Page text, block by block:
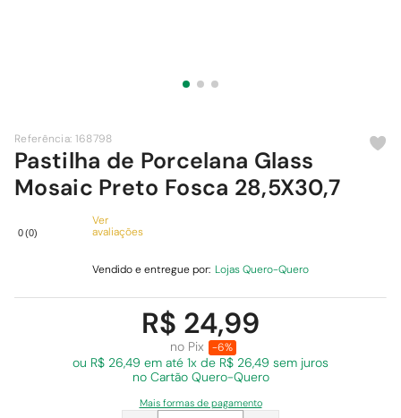
Referência: 168798
Pastilha de Porcelana Glass
Mosaic Preto Fosca 28,5X30,7
0(0)
Ver
avaliações
Vendido e entregue por: Lojas Quero-Quero
R$ 24,99
no Pix -6%
ou R$ 26,49 em até 1x de R$ 26,49 sem juros
no Cartão Quero-Quero
Mais formas de pagamento